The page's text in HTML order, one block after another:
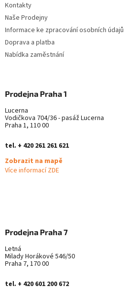
Kontakty
Naše Prodejny
Informace ke zpracování osobních údajů
Doprava a platba
Nabídka zaměstnání
Prodejna Praha 1
Lucerna
Vodičkova 704/36 - pasáž Lucerna
Praha 1, 110 00
tel. + 420 261 261 621
Zobrazit na mapě
Více informací ZDE
Prodejna Praha 7
Letná
Milady Horákové 546/50
Praha 7, 170 00
tel. + 420 601 200 672